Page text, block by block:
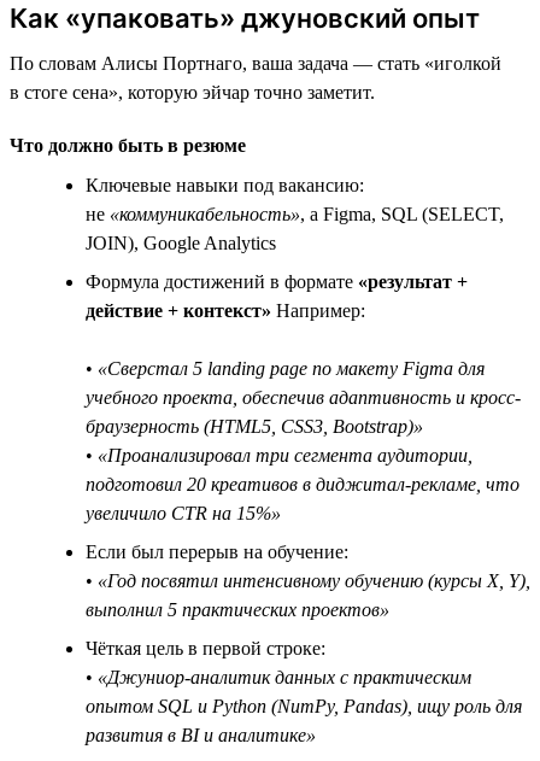
Как «упаковать» джуновский опыт
По словам Алисы Портнаго, ваша задача — стать «иголкой
в стоге сена», которую эйчар точно заметит.
Что должно быть в резюме
Ключевые навыки под вакансию:
не «коммуникабельность», а Figma, SQL (SELECT,
JOIN), Google Analytics
Формула достижений в формате «результат +
действие + контекст» Например:
• «Сверстал 5 landing page по макету Figma для
учебного проекта, обеспечив адаптивность и кросс-
браузерность (HTML5, CSS3, Bootstrap)»
• «Проанализировал три сегмента аудитории,
подготовил 20 креативов в диджитал-рекламе, что
увеличило CTR на 15%»
Если был перерыв на обучение:
• «Год посвятил интенсивному обучению (курсы X, Y),
выполнил 5 практических проектов»
Чёткая цель в первой строке:
• «Джуниор-аналитик данных с практическим
опытом SQL и Python (NumPy, Pandas), ищу роль для
развития в BI и аналитике»